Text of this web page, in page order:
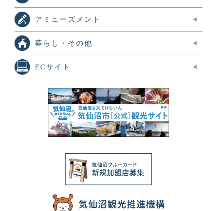
アミューズメント
暮らし・その他
ECサイト